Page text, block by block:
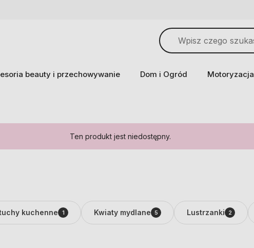
beauty i przechowywanie Dom i Ogród Motoryzacja
Ten produkt jest niedostępny.
kuchenne 1 Kwiaty mydlane 5 Lustrzanki 2